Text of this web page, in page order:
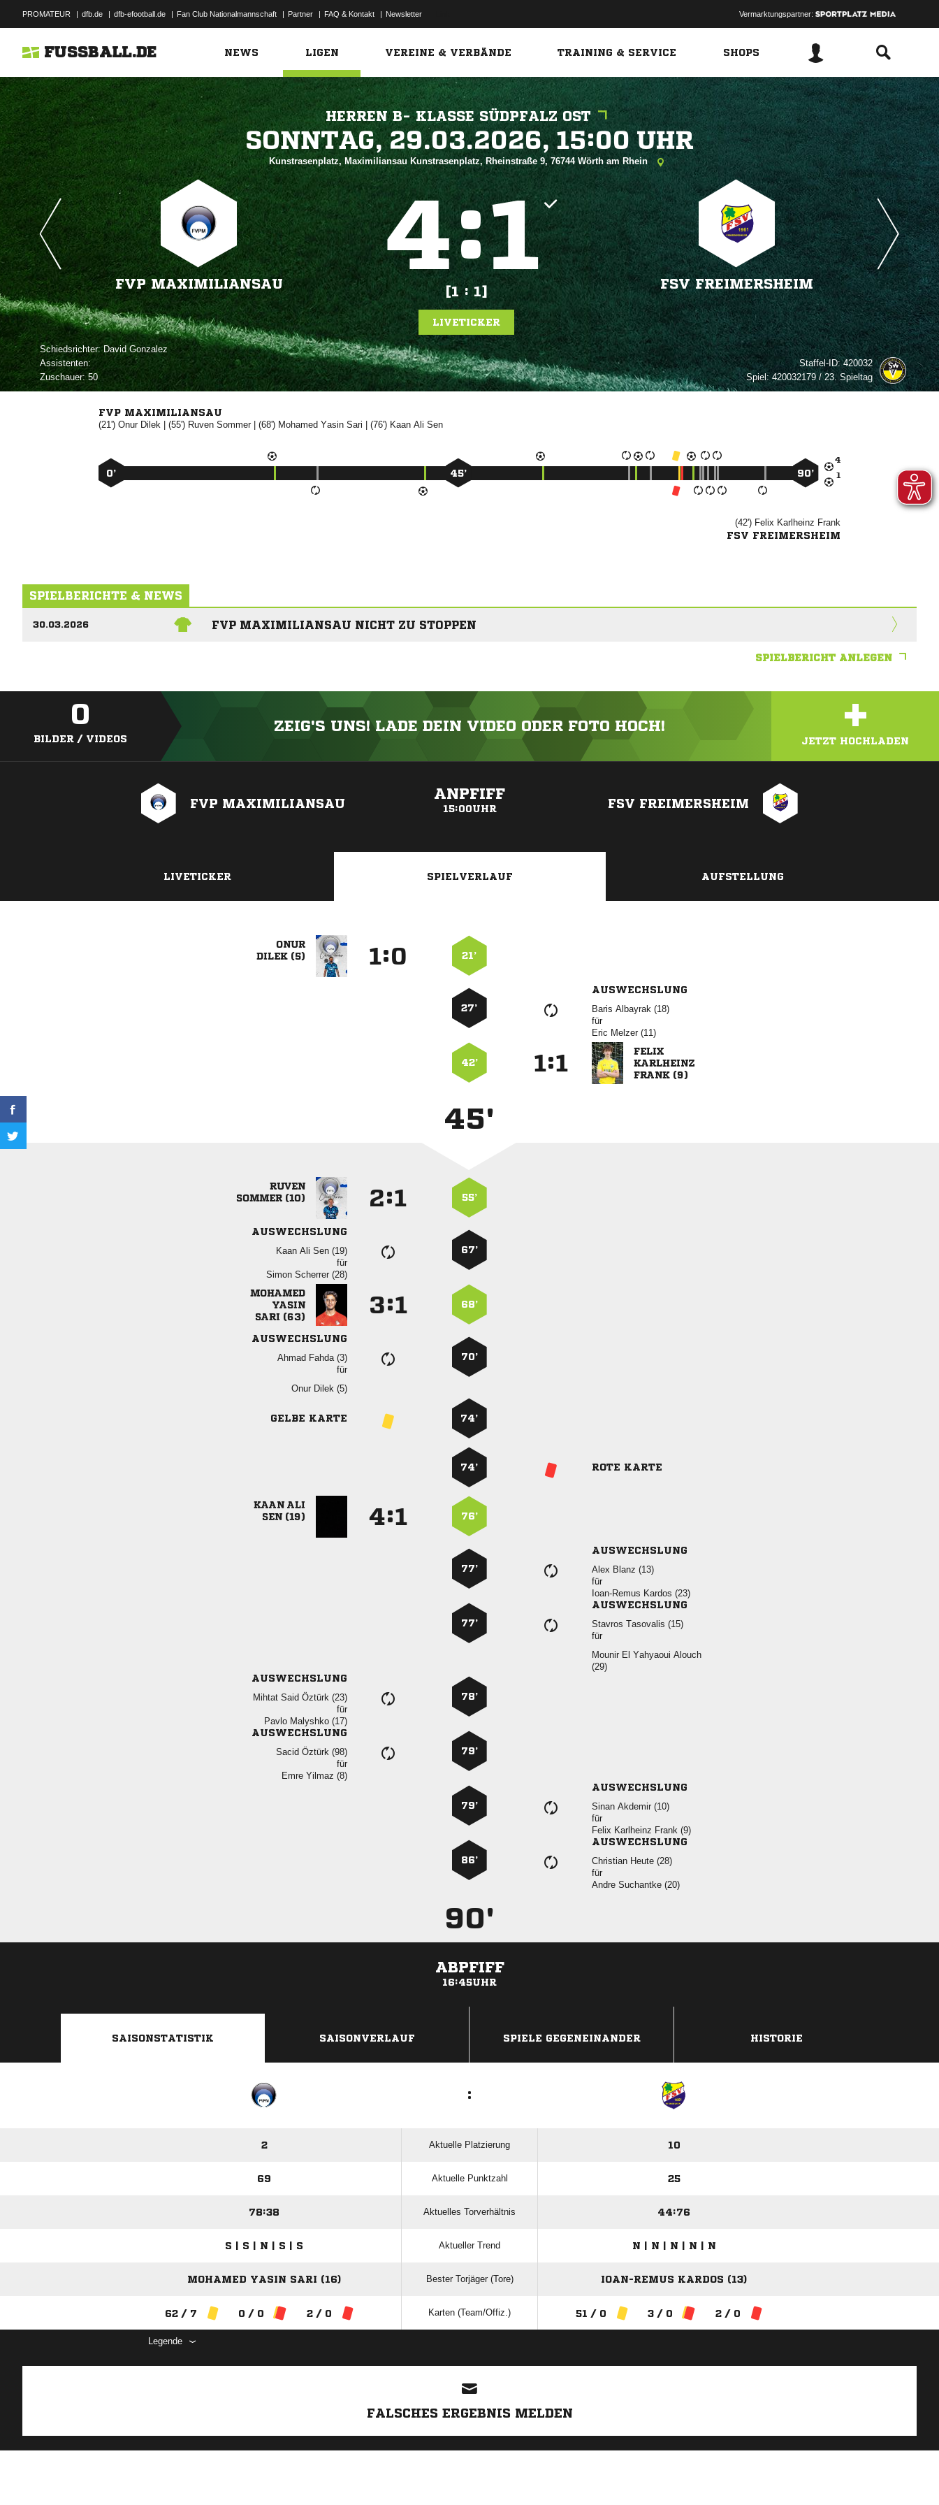
PROMATEUR | dfb.de | dfb-efootball.de | Fan Club Nationalmannschaft | Partner | FAQ & Kontakt | Newsletter Vermarktungspartner:
FUSSBALL.DE NEWS LIGEN VEREINE & VERBÄNDE TRAINING & SERVICE SHOPS
HERREN B- KLASSE SÜDPFALZ OST
   
Kunstrasenplatz, Maximiliansau Kunstrasenplatz, Rheinstraße 9, 76744 Wörth am Rhein
FVP MAXIMILIANSAU
:
[1 : 1]
FSV FREIMERSHEIM
LIVETICKER
Schiedsrichter: 
Assistenten:
Zuschauer:50
Staffel-ID:420032
Spiel:420032179 / 23. Spieltag
FVP MAXIMILIANSAU
(21') | (55') | (68')   | (76')   


0’ 45’ 90’
(42')   
FSV FREIMERSHEIM
SPIELBERICHTE & NEWS
30.03.2026 FVP MAXIMILIANSAU NICHT ZU STOPPEN
SPIELBERICHT ANLEGEN
0
BILDER / VIDEOS
ZEIG'S UNS! LADE DEIN VIDEO ODER FOTO HOCH! +
JETZT HOCHLADEN
FVP MAXIMILIANSAU
ANPFIFF
15:00UHR FSV FREIMERSHEIM
LIVETICKER SPIELVERLAUF AUFSTELLUNG

 
: 21’
27’
AUSWECHSLUNG
  
für
  
42’ :


 
45'

 
: 55’
AUSWECHSLUNG
   
für
  
67’


 
: 68’
AUSWECHSLUNG
  
für
  
70’
GELBE KARTE 74’
74’ ROTE KARTE
 
 
: 76’
77’
AUSWECHSLUNG
  
für
  
77’
AUSWECHSLUNG
  
für
   

AUSWECHSLUNG
   
für
  
78’
AUSWECHSLUNG
  
für
  
79’
79’
AUSWECHSLUNG
  
für
   
86’
AUSWECHSLUNG
  
für
  
90'
ABPFIFF
16:45UHR
SAISONSTATISTIK SAISONVERLAUF SPIELE GEGENEINANDER HISTORIE
:
2 Aktuelle Platzierung 10
69 Aktuelle Punktzahl 25
78:38 Aktuelles Torverhältnis 44:76
S | S | N | S | S Aktueller Trend N | N | N | N | N
MOHAMED YASIN SARI (16) Bester Torjäger (Tore) IOAN-REMUS KARDOS (13)
62 / 7 0 / 0 2 / 0 Karten (Team/Offiz.) 51 / 0 3 / 0 2 / 0
Legende
FALSCHES ERGEBNIS MELDEN